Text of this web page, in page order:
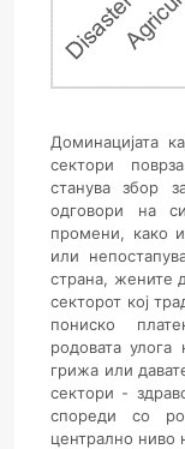
Доминацијата
сектори
станува збор
одговори на
промени, како
или
страна, жените
секторот кој
пониско
родовата
грижа или
сектори -
спореди со
централно ниво